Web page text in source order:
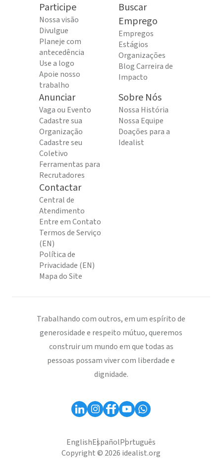
Participe
Nossa visão
Divulgue
Planeje com
antecedência
Use a logo
Apoie nosso
trabalho
Buscar
Emprego
Empregos
Estágios
Organizações
Blog Carreira de
Impacto
Anunciar
Vaga ou Evento
Cadastre sua
Organização
Cadastre seu
Coletivo
Ferramentas para
Recrutadores
Sobre Nós
Nossa História
Nossa Equipe
Doações para a
Idealist
Contactar
Central de
Atendimento
Entre em Contato
Termos de Serviço
(EN)
Política de
Privacidade (EN)
Mapa do Site
Trabalhando com outros, em um espírito de
generosidade e respeito mútuo, queremos
construir um mundo em que todas as
pessoas possam viver com liberdade e
dignidade.
EnglishEspañolPortuguês
Copyright © 2026 idealist.org